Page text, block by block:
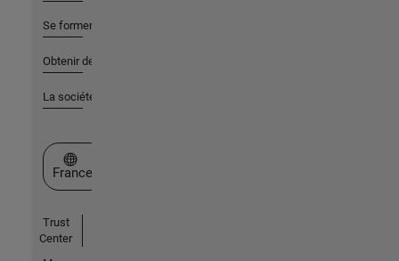
Se former
Obtenir de l'aide
La société
Sélectionner un site web
France
Trust
Center